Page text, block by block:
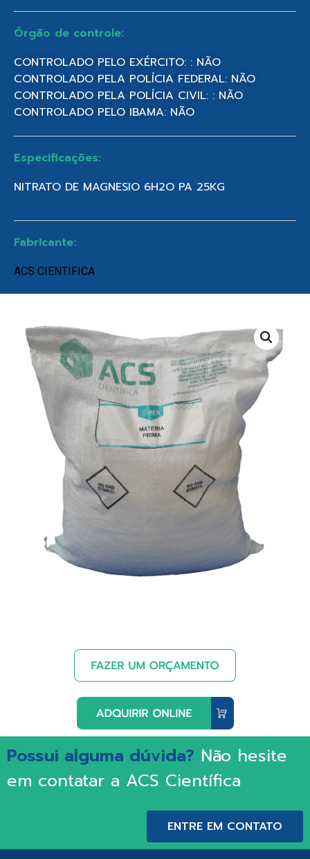
Órgão de controle:
CONTROLADO PELO EXÉRCITO: : NÃO
CONTROLADO PELA POLÍCIA FEDERAL: NÃO
CONTROLADO PELA POLÍCIA CIVIL: : NÃO
CONTROLADO PELO IBAMA: NÃO
Especificações:
NITRATO DE MAGNESIO 6H2O PA 25KG
Fabricante:
ACS CIENTIFICA
Possui alguma dúvida? Não hesite
em contatar a ACS Científica
ENTRE EM CONTATO